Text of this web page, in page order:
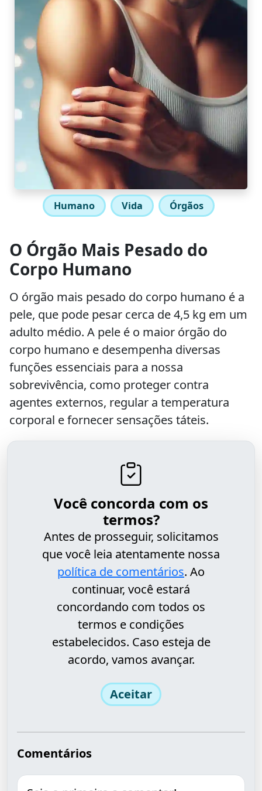
Humano Vida Órgãos
O Órgão Mais Pesado do
Corpo Humano
O órgão mais pesado do corpo humano é a
pele, que pode pesar cerca de 4,5 kg em um
adulto médio. A pele é o maior órgão do
corpo humano e desempenha diversas
funções essenciais para a nossa
sobrevivência, como proteger contra
agentes externos, regular a temperatura
corporal e fornecer sensações táteis.
Você concorda com os
termos?
Antes de prosseguir, solicitamos
que você leia atentamente nossa
política de comentários. Ao
continuar, você estará
concordando com todos os
termos e condições
estabelecidos. Caso esteja de
acordo, vamos avançar.
Aceitar
Comentários